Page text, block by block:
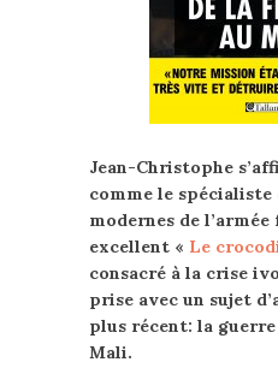
Jean-Christophe
comme le spécialiste
modernes de
excellent « Le
consacré à la crise
prise avec un sujet
plus récent: la guerre
Mali.